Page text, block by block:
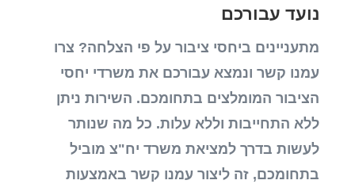
נועד עבורכם
מתעניינים ביחסי ציבור על פי הצלחה? צרו
עמנו קשר ונמצא עבורכם את משרדי יחסי
הציבור המומלצים בתחומכם. השירות ניתן
ללא התחייבות וללא עלות. כל מה שנותר
לעשות בדרך למציאת משרד יח"צ מוביל
בתחומכם, זה ליצור עמנו קשר באמצעות